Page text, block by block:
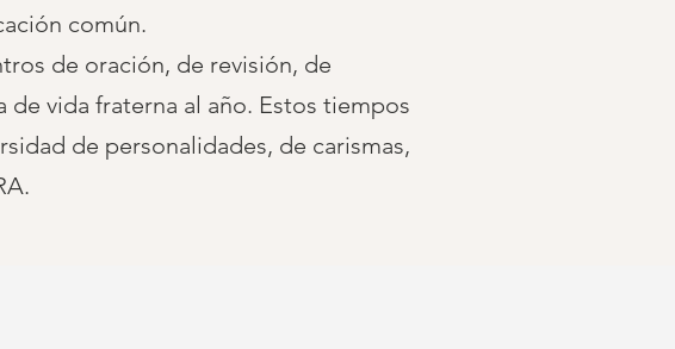
común.
de oración, de revisión, de
vida fraterna al año. Estos tiempos
de personalidades, de carismas,